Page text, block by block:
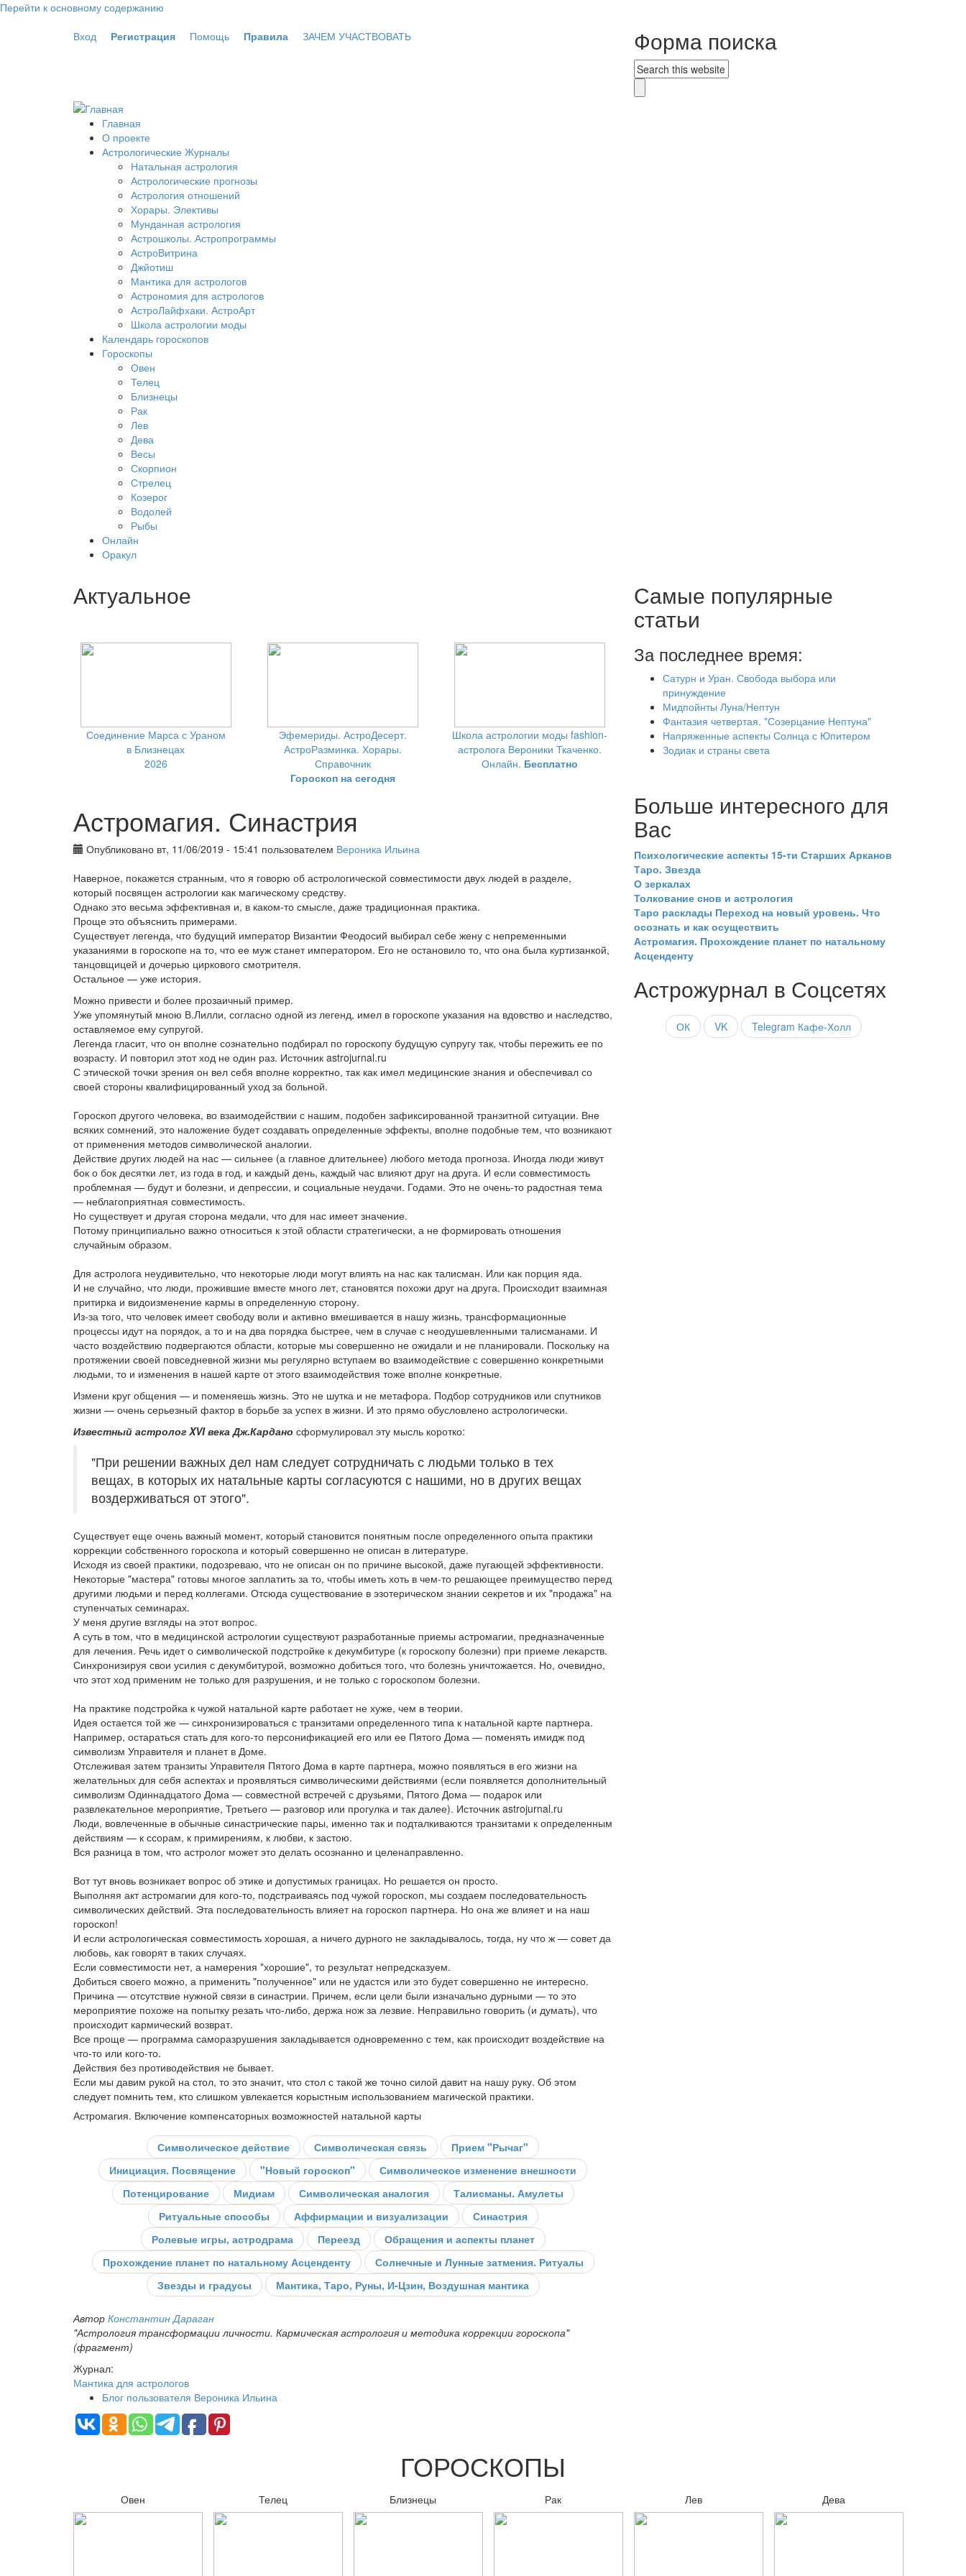
Перейти к основному содержанию
Вход
Регистрация Помощь Правила ЗАЧЕМ УЧАСТВОВАТЬ Форма поиска
Главная
О проекте
Астрологические Журналы
Натальная астрология
Астрологические прогнозы
Астрология отношений
Хорары. Элективы
Мунданная астрология
Астрошколы. Астропрограммы
АстроВитрина
Джйотиш
Мантика для астрологов
Астрономия для астрологов
АстроЛайфхаки. АстроАрт
Школа астрологии моды
Календарь гороскопов
Гороскопы
Овен
Телец
Близнецы
Рак
Лев
Дева
Весы
Скорпион
Стрелец
Козерог
Водолей
Рыбы
Онлайн
Оракул
Актуальное
Соединение Марса с Ураном
в Близнецах
2026
Эфемериды. АстроДесерт.
АстроРазминка. Хорары.
Справочник
Гороскоп на сегодня
Школа астрологии моды fashion-
астролога Вероники Ткаченко.
Онлайн. Бесплатно
Астромагия. Синастрия
Опубликовано вт, 11/06/2019 - 15:41 пользователем Вероника Ильина
Наверное, покажется странным, что я говорю об астрологической совместимости двух людей в разделе,
который посвящен астрологии как магическому средству.
Однако это весьма эффективная и, в каком-то смысле, даже традиционная практика.
Проще это объяснить примерами.
Существует легенда, что будущий император Византии Феодосий выбирал себе жену с непременными
указаниями в гороскопе на то, что ее муж станет императором. Его не остановило то, что она была куртизанкой,
танцовщицей и дочерью циркового смотрителя.
Остальное — уже история.
Можно привести и более прозаичный пример.
Уже упомянутый мною В.Лилли, согласно одной из легенд, имел в гороскопе указания на вдовство и наследство,
оставляемое ему супругой.
Легенда гласит, что он вполне сознательно подбирал по гороскопу будущую супругу так, чтобы пережить ее по
возрасту. И повторил этот ход не один раз. Источник astrojurnal.ru
С этической точки зрения он вел себя вполне корректно, так как имел медицинские знания и обеспечивал со
своей стороны квалифицированный уход за больной.
Гороскоп другого человека, во взаимодействии с нашим, подобен зафиксированной транзитной ситуации. Вне
всяких сомнений, это наложение будет создавать определенные эффекты, вполне подобные тем, что возникают
от применения методов символической аналогии.
Действие других людей на нас — сильнее (а главное длительнее) любого метода прогноза. Иногда люди живут
бок о бок десятки лет, из года в год, и каждый день, каждый час влияют друг на друга. И если совместимость
проблемная — будут и болезни, и депрессии, и социальные неудачи. Годами. Это не очень-то радостная тема
— неблагоприятная совместимость.
Но существует и другая сторона медали, что для нас имеет значение.
Потому принципиально важно относиться к этой области стратегически, а не формировать отношения
случайным образом.
Для астролога неудивительно, что некоторые люди могут влиять на нас как талисман. Или как порция яда.
И не случайно, что люди, прожившие вместе много лет, становятся похожи друг на друга. Происходит взаимная
притирка и видоизменение кармы в определенную сторону.
Из-за того, что человек имеет свободу воли и активно вмешивается в нашу жизнь, трансформационные
процессы идут на порядок, а то и на два порядка быстрее, чем в случае с неодушевленными талисманами. И
часто воздействию подвергаются области, которые мы совершенно не ожидали и не планировали. Поскольку на
протяжении своей повседневной жизни мы регулярно вступаем во взаимодействие с совершенно конкретными
людьми, то и изменения в нашей карте от этого взаимодействия тоже вполне конкретные.
Измени круг общения — и поменяешь жизнь. Это не шутка и не метафора. Подбор сотрудников или спутников
жизни — очень серьезный фактор в борьбе за успех в жизни. И это прямо обусловлено астрологически.
Известный астролог XVI века Дж.Кардано сформулировал эту мысль коротко:
"При решении важных дел нам следует сотрудничать с людьми только в тех
вещах, в которых их натальные карты согласуются с нашими, но в других вещах
воздерживаться от этого".
Существует еще очень важный момент, который становится понятным после определенного опыта практики
коррекции собственного гороскопа и который совершенно не описан в литературе.
Исходя из своей практики, подозреваю, что не описан он по причине высокой, даже пугающей эффективности.
Некоторые "мастера" готовы многое заплатить за то, чтобы иметь хоть в чем-то решающее преимущество перед
другими людьми и перед коллегами. Отсюда существование в эзотерическом знании секретов и их "продажа" на
ступенчатых семинарах.
У меня другие взгляды на этот вопрос.
А суть в том, что в медицинской астрологии существуют разработанные приемы астромагии, предназначенные
для лечения. Речь идет о символической подстройке к декумбитуре (к гороскопу болезни) при приеме лекарств.
Синхронизируя свои усилия с декумбитурой, возможно добиться того, что болезнь уничтожается. Но, очевидно,
что этот ход применим не только для разрушения, и не только с гороскопом болезни.
На практике подстройка к чужой натальной карте работает не хуже, чем в теории.
Идея остается той же — синхронизироваться с транзитами определенного типа к натальной карте партнера.
Например, остараться стать для кого-то персонификацией его или ее Пятого Дома — поменять имидж под
символизм Управителя и планет в Доме.
Отслеживая затем транзиты Управителя Пятого Дома в карте партнера, можно появляться в его жизни на
желательных для себя аспектах и проявляться символическими действиями (если появляется дополнительный
символизм Одиннадцатого Дома — совместной встречей с друзьями, Пятого Дома — подарок или
развлекательное мероприятие, Третьего — разговор или прогулка и так далее). Источник astrojurnal.ru
Люди, вовлеченные в обычные синастрические пары, именно так и подталкиваются транзитами к определенным
действиям — к ссорам, к примирениям, к любви, к застою.
Вся разница в том, что астролог может это делать осознанно и целенаправленно.
Вот тут вновь возникает вопрос об этике и допустимых границах. Но решается он просто.
Выполняя акт астромагии для кого-то, подстраиваясь под чужой гороскоп, мы создаем последовательность
символических действий. Эта последовательность влияет на гороскоп партнера. Но она же влияет и на наш
гороскоп!
И если астрологическая совместимость хорошая, а ничего дурного не закладывалось, тогда, ну что ж — совет да
любовь, как говорят в таких случаях.
Если совместимости нет, а намерения "хорошие", то результат непредсказуем.
Добиться своего можно, а применить "полученное" или не удастся или это будет совершенно не интересно.
Причина — отсутствие нужной связи в синастрии. Причем, если цели были изначально дурными — то это
мероприятие похоже на попытку резать что-либо, держа нож за лезвие. Неправильно говорить (и думать), что
происходит кармический возврат.
Все проще — программа саморазрушения закладывается одновременно с тем, как происходит воздействие на
что-то или кого-то.
Действия без противодействия не бывает.
Если мы давим рукой на стол, то это значит, что стол с такой же точно силой давит на нашу руку. Об этом
следует помнить тем, кто слишком увлекается корыстным использованием магической практики.
Астромагия. Включение компенсаторных возможностей натальной карты
Символическое действие Символическая связь
Прием "Рычаг"
Инициация. Посвящение
"Новый гороскоп"
Символическое изменение внешности
Потенцирование
Мидиам Символическая аналогия
Талисманы. Амулеты
Ритуальные способы
Аффирмации и визуализации
Синастрия
Ролевые игры, астродрама
Переезд
Обращения и аспекты планет
Прохождение планет по натальному Асценденту
Солнечные и Лунные затмения. Ритуалы
Звезды и градусы
Мантика, Таро, Руны, И-Цзин, Воздушная мантика
Автор Константин Дараган
"Астрология трансформации личности. Кармическая астрология и методика коррекции гороскопа"
(фрагмент)
Журнал:
Мантика для астрологов
Блог пользователя Вероника Ильина
Самые популярные
статьи
За последнее время:
Сатурн и Уран. Свобода выбора или
принуждение
Мидпойнты Луна/Нептун
Фантазия четвертая. "Созерцание Нептуна"
Напряженные аспекты Солнца с Юпитером
Зодиак и страны света
Больше интересного для
Вас
Психологические аспекты 15-ти Старших Арканов
Таро. Звезда
О зеркалах
Толкование снов и астрология
Таро расклады Переход на новый уровень. Что
осознать и как осуществить
Астромагия. Прохождение планет по натальному
Асценденту
Астрожурнал в Соцсетях
ОК VK Telegram Кафе-Холл
ГОРОСКОПЫ
Овен Телец Близнецы Рак Лев Дева